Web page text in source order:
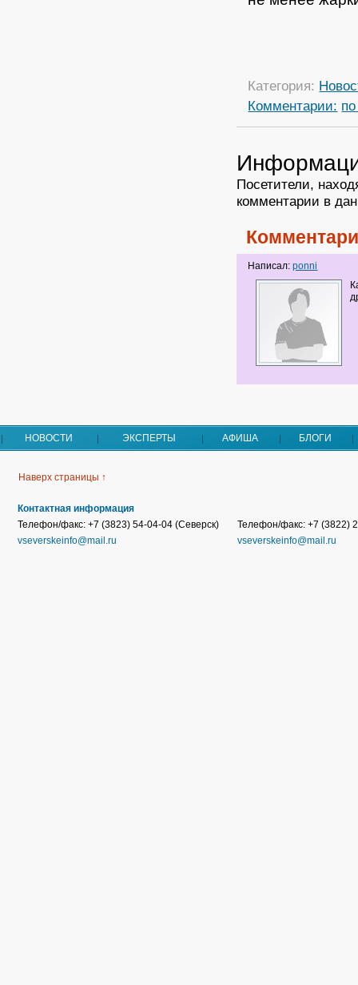
Категория:
Комментарии:
Посетители,
комментарии в
Написал:ponni
НОВОСТИ ЭКСПЕРТЫ АФИША БЛОГИ
Наверх страницы ↑
Контактная информация
Телефон/факс: +7 (3823) 54-04-04 (Северск)
vseverskeinfo@mail.ru
Телефон/факс: +7 (3822)
vseverskeinfo@mail.ru